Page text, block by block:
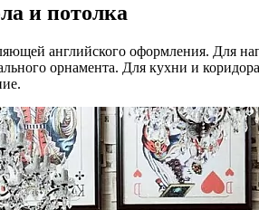
и потолка
английского оформления. Для
орнамента. Для кухни и